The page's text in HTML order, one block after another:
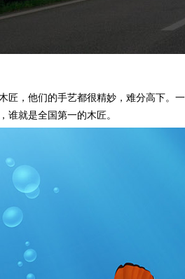
匠，他们的手艺都很精妙，难分高下。
谁就是全国第一的木匠。